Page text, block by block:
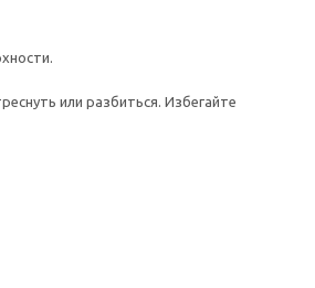
или разбиться. Избегайте